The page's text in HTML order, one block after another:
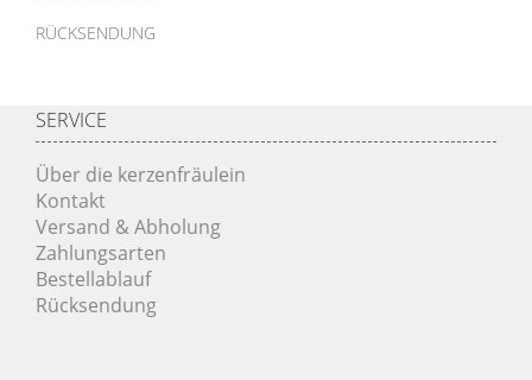
RÜCKSENDUNG
SERVICE
Über die kerzenfräulein
Kontakt
Versand & Abholung
Zahlungsarten
Bestellablauf
Rücksendung